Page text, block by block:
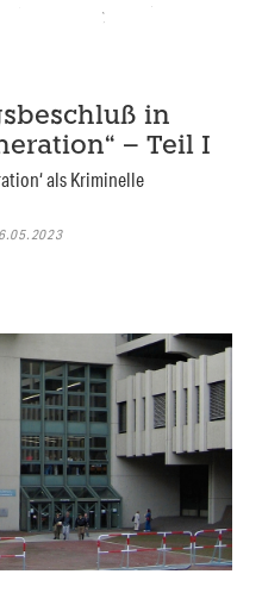
in
– Teil I
als Kriminelle